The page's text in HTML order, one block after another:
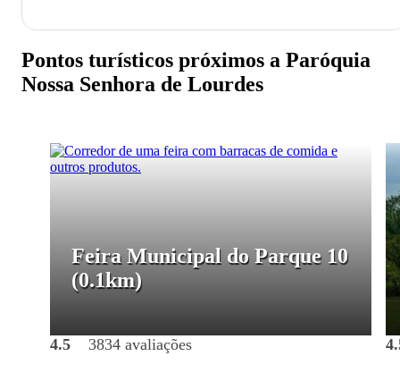
Pontos turísticos próximos a Paróquia
Nossa Senhora de Lourdes
Feira Municipal do Parque 10
(0.1km)
4.5 3834 avaliações